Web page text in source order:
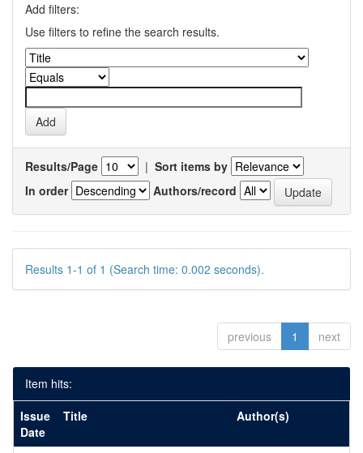
Add filters:
Use filters to refine the search results.
Results/Page | Sort items by
In order
Authors/record
Results 1-1 of 1 (Search time: 0.002 seconds).
previous 1 next
Item hits:
Issue
Date
Title Author(s)